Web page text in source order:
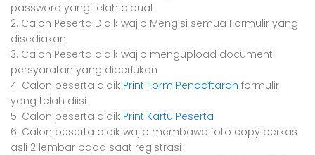
password yang telah dibuat
2. Calon Peserta Didik wajib Mengisi semua Formulir yang
disediakan
3. Calon Peserta didik wajib mengupload document
persyaratan yang diperlukan
4. Calon peserta didik Print Form Pendaftaran formulir
yang telah diisi
5. Calon peserta didik Print Kartu Peserta
6. Calon peserta didik wajib membawa foto copy berkas
asli 2 lembar pada saat registrasi